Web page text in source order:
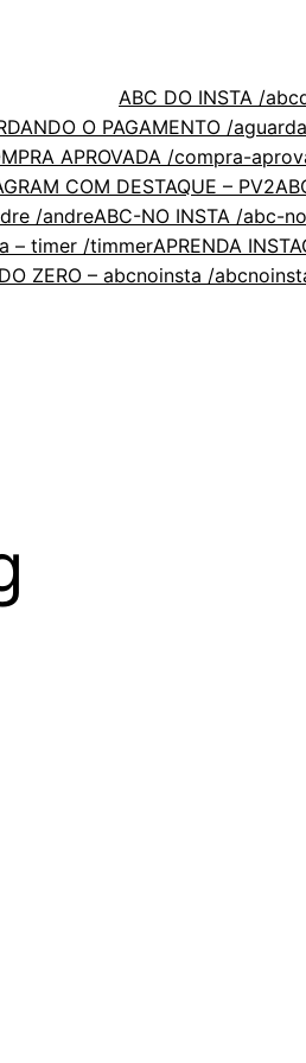
ABC DO INSTA /
O PAGAMENTO /
APROVADA /compra-
COM DESTAQUE – PV2
/andreABC-NO INSTA /abc-
– timer /timmerAPRENDA
ZERO – abcnoinsta /